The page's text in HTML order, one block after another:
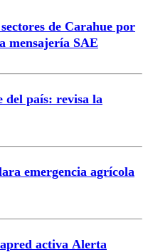
de Carahue por
mensajería SAE
del país: revisa la
emergencia agrícola
activa Alerta